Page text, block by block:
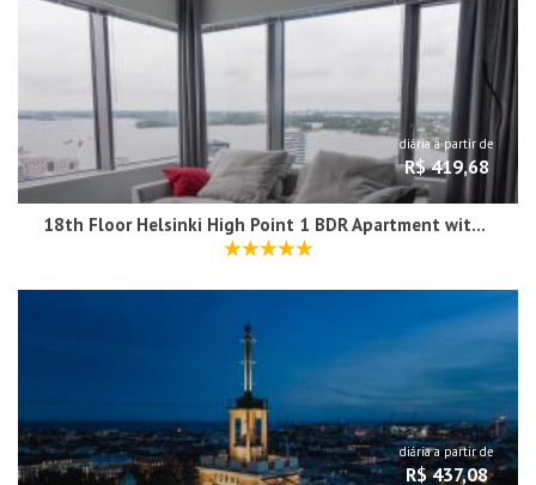
diária a partir de
R$ 419,68
18th Floor Helsinki High Point 1 BDR Apartment with City View - Free Garage Parking
diária a partir de
R$ 437,08